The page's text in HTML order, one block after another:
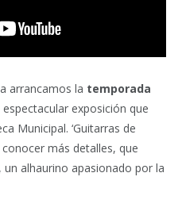
arrancamos la temporada
exposición que
Municipal. ‘Guitarras de
más detalles, que
alhaurino apasionado por la